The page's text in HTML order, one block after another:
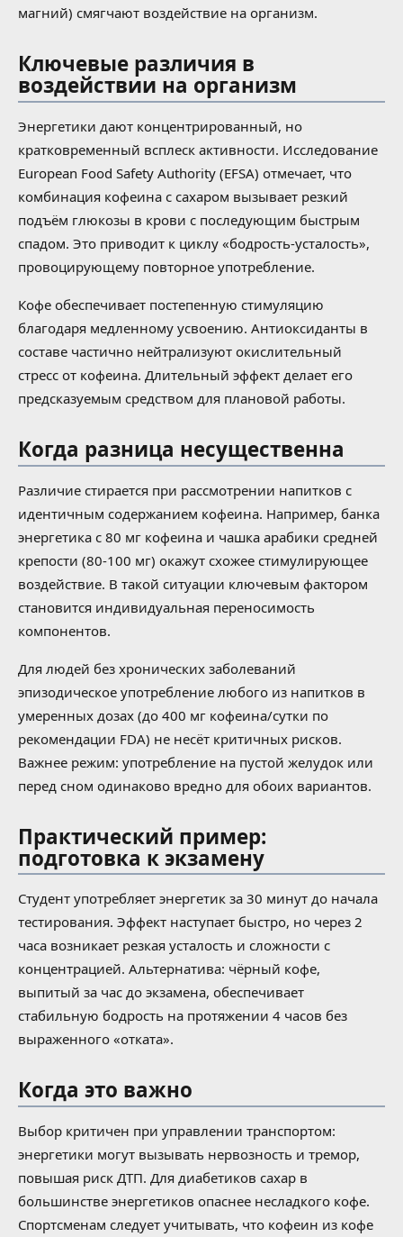
магний) смягчают воздействие на организм.
Ключевые различия в
воздействии на организм
Энергетики дают концентрированный, но
кратковременный всплеск активности. Исследование
European Food Safety Authority (EFSA) отмечает, что
комбинация кофеина с сахаром вызывает резкий
подъём глюкозы в крови с последующим быстрым
спадом. Это приводит к циклу «бодрость-усталость»,
провоцирующему повторное употребление.
Кофе обеспечивает постепенную стимуляцию
благодаря медленному усвоению. Антиоксиданты в
составе частично нейтрализуют окислительный
стресс от кофеина. Длительный эффект делает его
предсказуемым средством для плановой работы.
Когда разница несущественна
Различие стирается при рассмотрении напитков с
идентичным содержанием кофеина. Например, банка
энергетика с 80 мг кофеина и чашка арабики средней
крепости (80-100 мг) окажут схожее стимулирующее
воздействие. В такой ситуации ключевым фактором
становится индивидуальная переносимость
компонентов.
Для людей без хронических заболеваний
эпизодическое употребление любого из напитков в
умеренных дозах (до 400 мг кофеина/сутки по
рекомендации FDA) не несёт критичных рисков.
Важнее режим: употребление на пустой желудок или
перед сном одинаково вредно для обоих вариантов.
Практический пример:
подготовка к экзамену
Студент употребляет энергетик за 30 минут до начала
тестирования. Эффект наступает быстро, но через 2
часа возникает резкая усталость и сложности с
концентрацией. Альтернатива: чёрный кофе,
выпитый за час до экзамена, обеспечивает
стабильную бодрость на протяжении 4 часов без
выраженного «отката».
Когда это важно
Выбор критичен при управлении транспортом:
энергетики могут вызывать нервозность и тремор,
повышая риск ДТП. Для диабетиков сахар в
большинстве энергетиков опаснее несладкого кофе.
Спортсменам следует учитывать, что кофеин из кофе